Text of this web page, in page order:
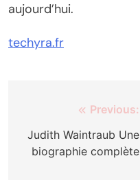
aujourd’hui.
techyra.fr
navigation
Previous:
Judith Waintraub Une
biographie complète